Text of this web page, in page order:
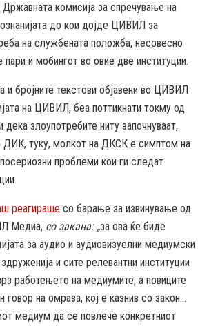
Државната комисија за спречување на
до кои дојде ЦИВИЛ за
на службената положба, несовесно
пари и мобингот во овие две институции.
и бројните текстови објавени во ЦИВИЛ
на ЦИВИЛ, беа поттикнати токму од
дека злоупотребите ниту започнуваат,
ДИК, туку, молкот на ДКСК е симптом на
проблеми кои ги следат
реагираше со барање за извинување од
Медиа, со закана: „за ова ќе биде
за аудио и аудиовизуелни медиумски
и сите релевантни институции
работењето на медиумите, а повиците
говор на омраза, кој е казнив со закон…
медиум да се повлече конкретниот